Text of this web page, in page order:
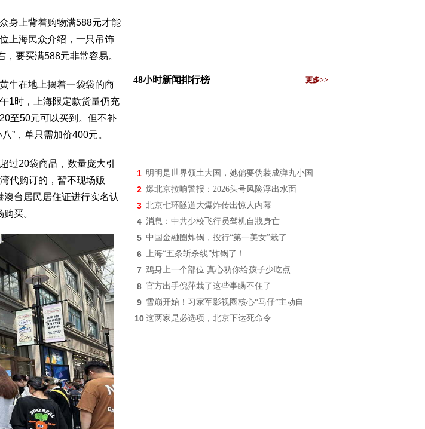
身上背着购物满588元才能
上海民众介绍，一只吊饰
要买满588元非常容易。
牛在地上摆着一袋袋的商
1时，上海限定款货量仍充
至50元可以买到。但不补
”，单只需加价400元。
过20袋商品，数量庞大引
代购订的，暂不现场贩
台居民居住证进行实名认
买。
48小时新闻排行榜 更多>>
1 明明是世界领土大国，她偏要伪装成弹丸小国
2 爆北京拉响警报：2026头号风险浮出水面
3 北京七环隧道大爆炸传出惊人内幕
4 消息：中共少校飞行员驾机自戕身亡
5 中国金融圈炸锅，投行“第一美女”栽了
6 上海“五条斩杀线”炸锅了！
7 鸡身上一个部位 真心劝你给孩子少吃点
8 官方出手倪萍栽了这些事瞒不住了
9 雪崩开始！习家军影视圈核心“马仔”主动自
10 这两家是必选项，北京下达死命令